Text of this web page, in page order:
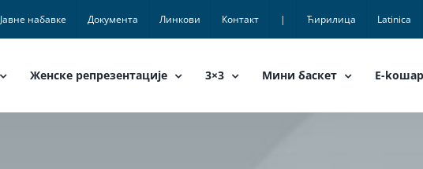
Јавне набавке Документа Линкови Контакт | Ћирилица Latinica
Женске репрезентације 3×3 Мини баскет E-